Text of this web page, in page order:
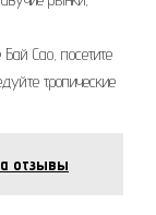
Сао, посетите
тропические
отзывы